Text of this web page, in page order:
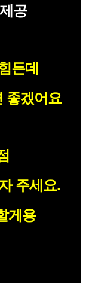
공
든데
좋겠어요
주세요.
게용